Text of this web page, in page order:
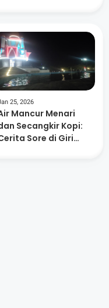
25, 2026
Mancur Menari
Secangkir Kopi:
Sore di Giri